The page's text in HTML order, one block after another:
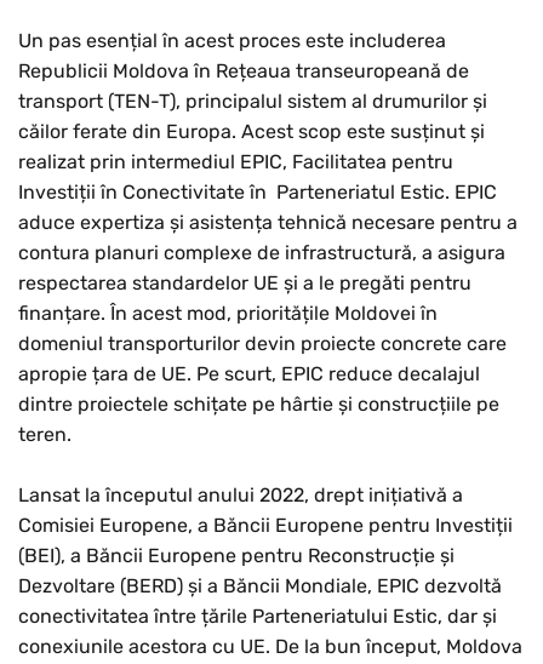
Un pas esențial în acest proces este includerea
Republicii Moldova în Rețeaua transeuropeană de
transport (TEN-T), principalul sistem al drumurilor și
căilor ferate din Europa. Acest scop este susținut și
realizat prin intermediul EPIC, Facilitatea pentru
Investiții în Conectivitate în Parteneriatul Estic. EPIC
aduce expertiza și asistența tehnică necesare pentru a
contura planuri complexe de infrastructură, a asigura
respectarea standardelor UE și a le pregăti pentru
finanțare. În acest mod, prioritățile Moldovei în
domeniul transporturilor devin proiecte concrete care
apropie țara de UE. Pe scurt, EPIC reduce decalajul
dintre proiectele schițate pe hârtie și construcțiile pe
teren.
Lansat la începutul anului 2022, drept inițiativă a
Comisiei Europene, a Băncii Europene pentru Investiții
(BEI), a Băncii Europene pentru Reconstrucție și
Dezvoltare (BERD) și a Băncii Mondiale, EPIC dezvoltă
conectivitatea între țările Parteneriatului Estic, dar și
conexiunile acestora cu UE. De la bun început, Moldova